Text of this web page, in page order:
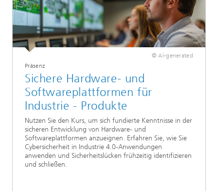
© AI-generated
Präsenz
Sichere Hardware- und
Softwareplattformen für
Industrie - Produkte
Nutzen Sie den Kurs, um sich fundierte Kenntnisse in der
sicheren Entwicklung von Hardware- und
Softwareplattformen anzueignen. Erfahren Sie, wie Sie
Cybersicherheit in Industrie 4.0-Anwendungen
anwenden und Sicherheitslücken frühzeitig identifizieren
und schließen.